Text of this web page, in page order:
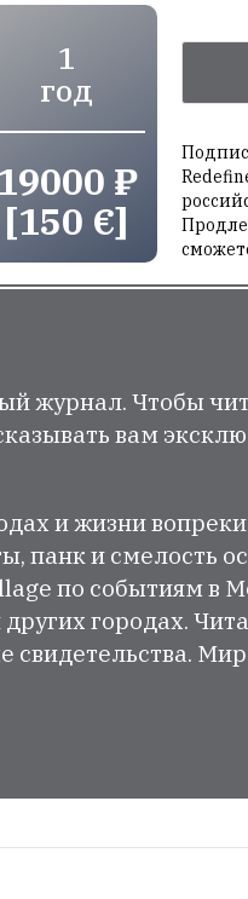
1
год
19000 ₽
[150 €]
журнал. Чтобы
вам
и жизни
панк и смелость
по событиям в
городах.
свидетельства.